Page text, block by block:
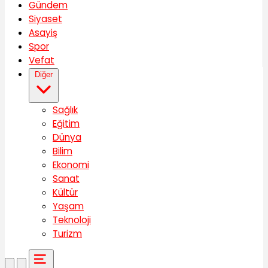
Gündem
Siyaset
Asayiş
Spor
Vefat
Diğer
Sağlık
Eğitim
Dünya
Bilim
Ekonomi
Sanat
Kültür
Yaşam
Teknoloji
Turizm